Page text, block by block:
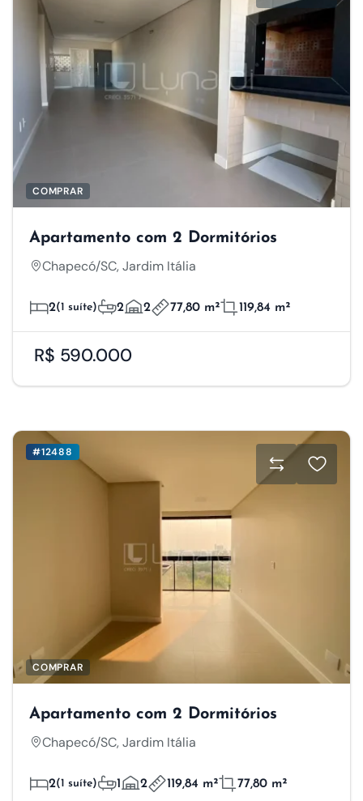
COMPRAR
Apartamento com 2 Dormitórios
Chapecó/SC, Jardim Itália
2(1 suíte) 2 2 77,80 m² 119,84 m²
R$ 590.000
#12488
COMPRAR
Apartamento com 2 Dormitórios
Chapecó/SC, Jardim Itália
2(1 suíte) 1 2 119,84 m² 77,80 m²
publicações/anúncios relevantes e envolventes,
melhorando a eficácia das campanhas
publicitárias.
Salvar Preferências Aceitar Todos